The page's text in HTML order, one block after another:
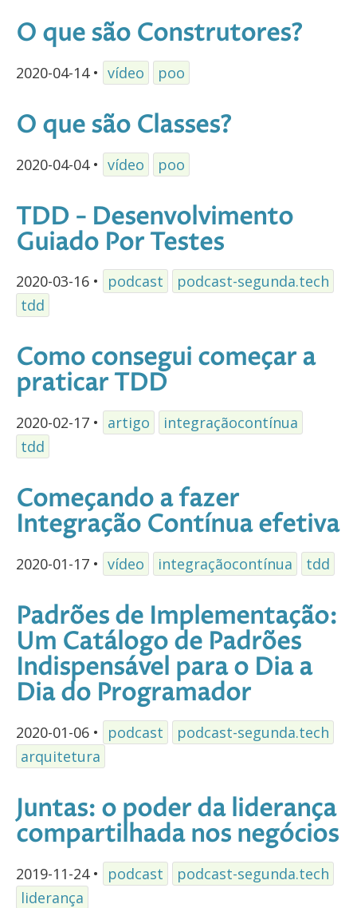
O que são Construtores?
2020-04-14 • vídeo poo
O que são Classes?
2020-04-04 • vídeo poo
TDD - Desenvolvimento
Guiado Por Testes
2020-03-16 • podcast
podcast-segunda.tech
tdd
Como consegui começar a
praticar TDD
2020-02-17 • artigo
integraçãocontínua
tdd
Começando a fazer
Integração Contínua efetiva
2020-01-17 • vídeo integraçãocontínua tdd
Padrões de Implementação:
Um Catálogo de Padrões
Indispensável para o Dia a
Dia do Programador
2020-01-06 • podcast
podcast-segunda.tech
arquitetura
Juntas: o poder da liderança
compartilhada nos negócios
2019-11-24 • podcast
podcast-segunda.tech
liderança